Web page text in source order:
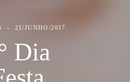
21/JUNHO/2017
Dia